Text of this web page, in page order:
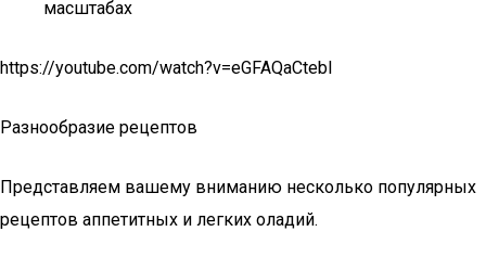
масштабах
https://youtube.com/watch?v=eGFAQaCtebI
Разнообразие рецептов
Представляем вашему вниманию несколько популярных
рецептов аппетитных и легких оладий.